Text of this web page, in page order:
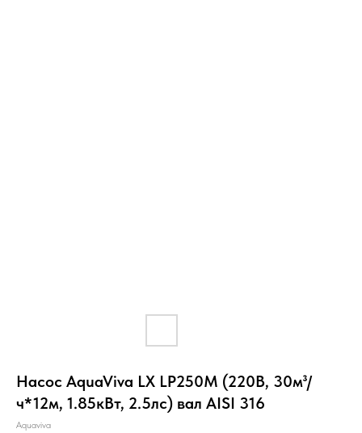
Насос AquaViva LX LP250M (220В, 30м³/
ч*12м, 1.85кВт, 2.5лс) вал AISI 316
Aquaviva